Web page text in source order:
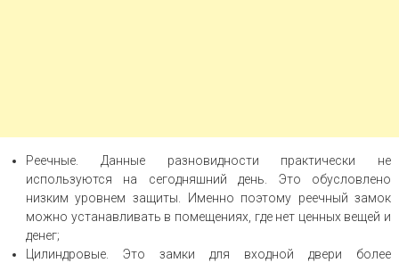
Реечные. Данные разновидности практически не
используются на сегодняшний день. Это обусловлено
низким уровнем защиты. Именно поэтому реечный замок
можно устанавливать в помещениях, где нет ценных вещей и
денег;
Цилиндровые. Это замки для входной двери более